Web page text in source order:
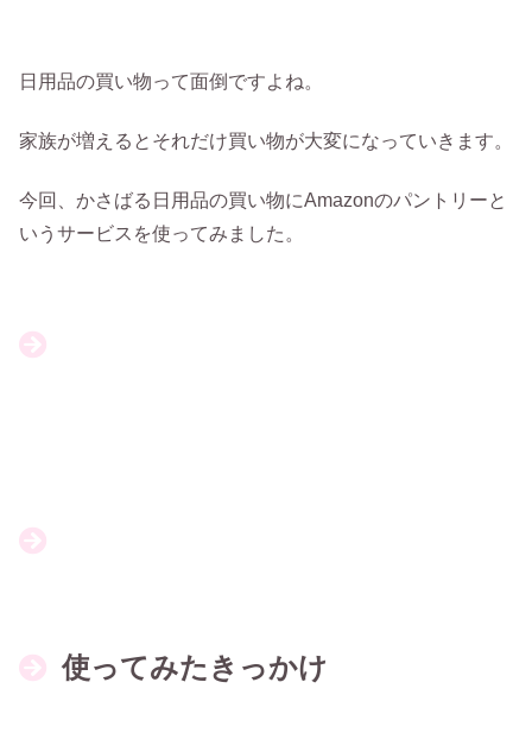
日用品の買い物って面倒ですよね。
家族が増えるとそれだけ買い物が大変になっていきます。
今回、かさばる日用品の買い物にAmazonのパントリーと
いうサービスを使ってみました。
使ってみたきっかけ